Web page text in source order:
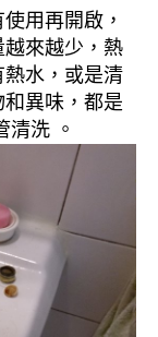
用再開啟，
來越少，熱
水，或是清
異味，都是
清洗 。